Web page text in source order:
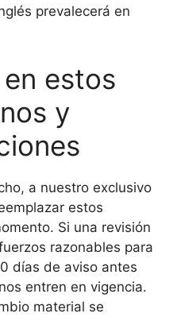
prevalecerá en
estos
y
a nuestro exclusivo
estos
Si una revisión
razonables para
días de aviso antes
entren en vigencia.
material se